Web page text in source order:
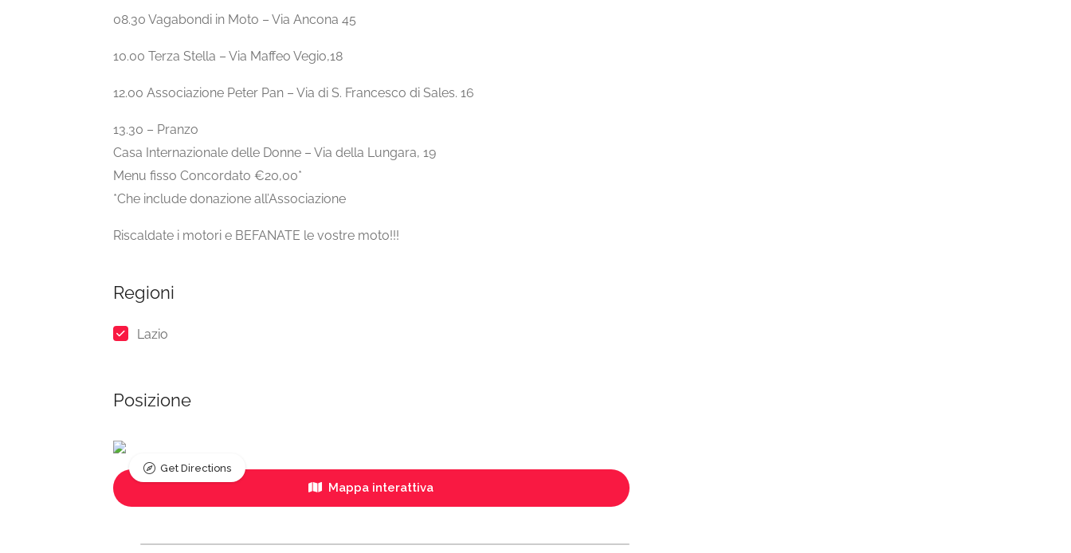
08.30 Vagabondi in Moto – Via Ancona 45
10.00 Terza Stella – Via Maffeo Vegio,18
12.00 Associazione Peter Pan – Via di S. Francesco di Sales. 16
13.30 – Pranzo
Casa Internazionale delle Donne – Via della Lungara, 19
Menu fisso Concordato €20,00*
*Che include donazione all’Associazione
Riscaldate i motori e BEFANATE le vostre moto!!!
Regioni
Lazio
Posizione
Mappa interattiva
Get Directions